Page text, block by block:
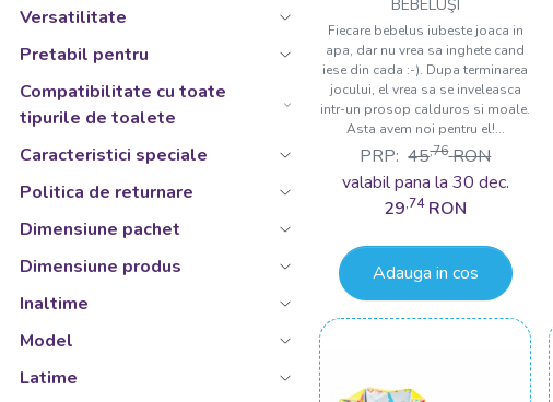
Bleu/Gri/Roz
Bleu/Roz
Bleumarin
Corai
Ecru
Ecru/Gri/Somon
Galben
Gri
Gri/Roz
Gri/Roz/Verde
Gri/Somon/Verde
Versatilitate
Pretabil pentru
Compatibilitate cu toate
tipurile de toalete
Caracteristici speciale
Politica de returnare
Dimensiune pachet
Dimensiune produs
Inaltime
Model
Latime
BEBELUŞI
Fiecare bebelus iubeste joaca in
apa, dar nu vrea sa inghete cand
iese din cada :-). Dupa terminarea
jocului, el vrea sa se inveleasca
intr-un prosop calduros si moale.
Asta avem noi pentru el!...
PRP: 45,76 RON
valabil pana la 30 dec.
29,74 RON
Adauga in cos